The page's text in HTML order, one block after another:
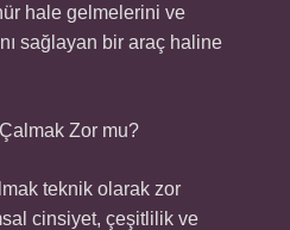
hale gelmelerini ve
sağlayan bir araç haline
Zor mu?
teknik olarak zor
cinsiyet, çeşitlilik ve